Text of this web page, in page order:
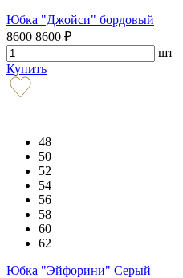
Юбка "Джойси" бордовый
8600 8600 ₽
шт
Купить
48
50
52
54
56
58
60
62
Юбка "Эйфорини" Серый